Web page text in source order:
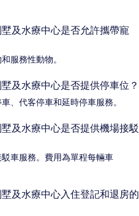
及水療中心是否允許攜帶寵
服務性動物。
及水療中心是否提供停車位？
、代客停車和延時停車服務。
及水療中心是否提供機場接駁
車服務。費用為單程每輛車
及水療中心入住登記和退房的